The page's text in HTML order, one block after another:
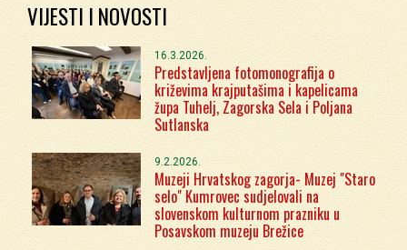
VIJESTI I NOVOSTI
16.3.2026.
Predstavljena fotomonografija o
križevima krajputašima i kapelicama
župa Tuhelj, Zagorska Sela i Poljana
Sutlanska
9.2.2026.
Muzeji Hrvatskog zagorja- Muzej "Staro
selo" Kumrovec sudjelovali na
slovenskom kulturnom prazniku u
Posavskom muzeju Brežice